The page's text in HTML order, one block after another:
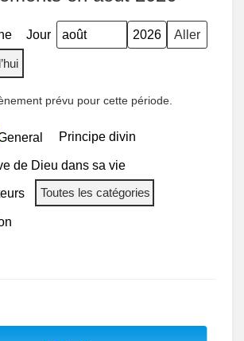
Jour
Mois
Année
prévu pour cette période.
Principe divin
de Dieu dans sa vie
Toutes les catégories